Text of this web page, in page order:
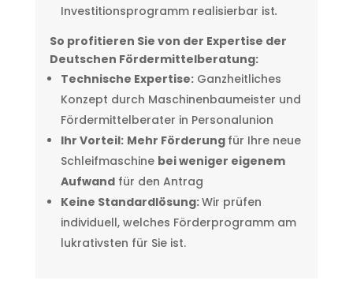
Investitionsprogramm realisierbar ist.
So profitieren Sie von der Expertise der
Deutschen Fördermittelberatung:
Technische Expertise:Ganzheitliches
Konzept durch Maschinenbaumeister und
Fördermittelberater in Personalunion
Ihr Vorteil: Mehr Förderung für Ihre neue
Schleifmaschine bei weniger eigenem
Aufwandfür den Antrag
Keine Standardlösung:Wir prüfen
individuell, welches Förderprogramm am
lukrativsten für Sie ist.